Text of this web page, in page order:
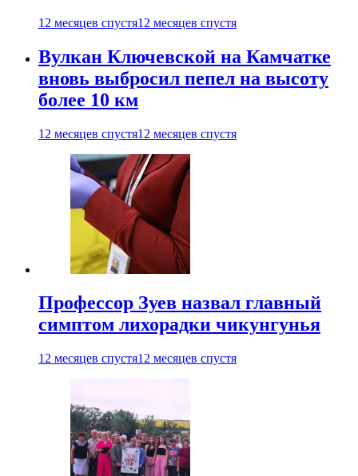
12 месяцев спустя12 месяцев спустя
Вулкан Ключевской на Камчатке
вновь выбросил пепел на высоту
более 10 км
12 месяцев спустя12 месяцев спустя
Профессор Зуев назвал главный
симптом лихорадки чикунгунья
12 месяцев спустя12 месяцев спустя